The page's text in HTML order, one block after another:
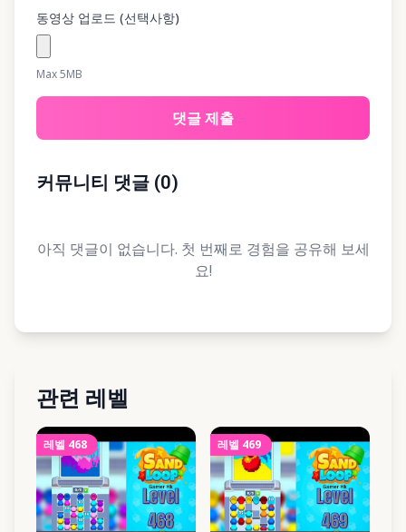
동영상 업로드 (선택사항)
Max 5MB
댓글 제출
커뮤니티 댓글 (0)
아직 댓글이 없습니다. 첫 번째로 경험을 공유해 보세
요!
관련 레벨
레벨 468 레벨 469